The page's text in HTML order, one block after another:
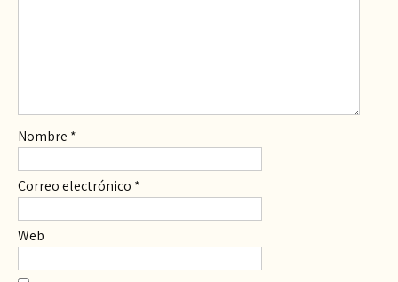
Nombre *
Correo electrónico *
Web